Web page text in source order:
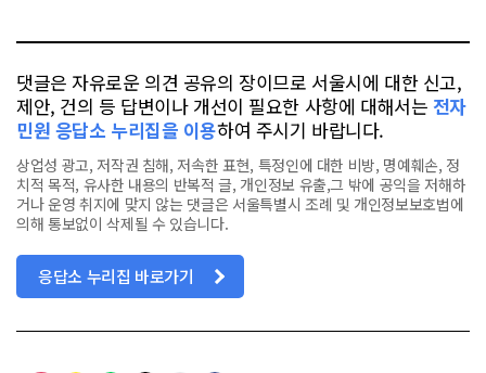
댓글은 자유로운 의견 공유의 장이므로 서울시에 대한 신고,
제안, 건의 등 답변이나 개선이 필요한 사항에 대해서는 전자
민원 응답소 누리집을 이용하여 주시기 바랍니다.
상업성 광고, 저작권 침해, 저속한 표현, 특정인에 대한 비방, 명예훼손, 정
치적 목적, 유사한 내용의 반복적 글, 개인정보 유출,그 밖에 공익을 저해하
거나 운영 취지에 맞지 않는 댓글은 서울특별시 조례 및 개인정보보호법에
의해 통보없이 삭제될 수 있습니다.
응답소 누리집 바로가기